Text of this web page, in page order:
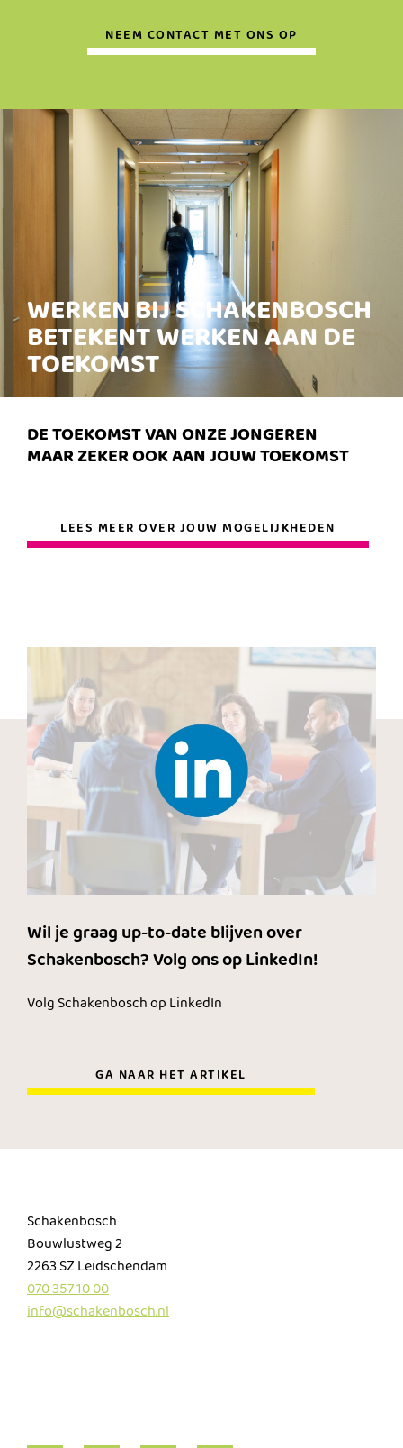
NEEM CONTACT MET ONS OP
WERKEN BIJ SCHAKENBOSCH
BETEKENT WERKEN AAN DE
TOEKOMST
DE TOEKOMST VAN ONZE JONGEREN
MAAR ZEKER OOK AAN JOUW TOEKOMST
LEES MEER OVER JOUW MOGELIJKHEDEN
Wil je graag up-to-date blijven over
Schakenbosch? Volg ons op LinkedIn!
Volg Schakenbosch op LinkedIn
GA NAAR HET ARTIKEL
Schakenbosch
Bouwlustweg 2
2263 SZ Leidschendam
070 357 10 00
info@schakenbosch.nl